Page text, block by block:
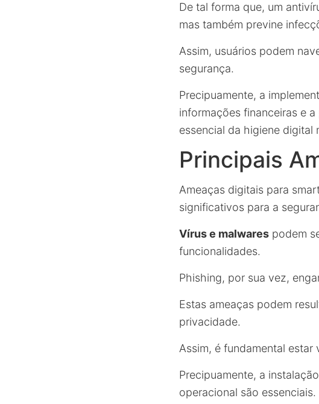
De tal forma que, um
mas também previne
Assim, usuários podem
segurança.
Precipuamente, a
informações financeiras e
essencial da higiene digital
Principais
Ameaças digitais para
significativos para a
Vírus e malwares podem
funcionalidades.
Phishing, por sua vez,
Estas ameaças podem
privacidade.
Assim, é fundamental
Precipuamente, a
operacional são essenciais.